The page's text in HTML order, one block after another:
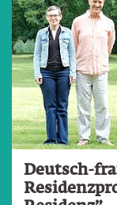
Deutsch-